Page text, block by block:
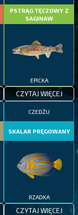
PSTRĄG TĘCZOWY Z
SAGINAW
EPICKA
CZYTAJ WIĘCEJ
CZEDŻU
SKALAR PRĘGOWANY
RZADKA
CZYTAJ WIĘCEJ